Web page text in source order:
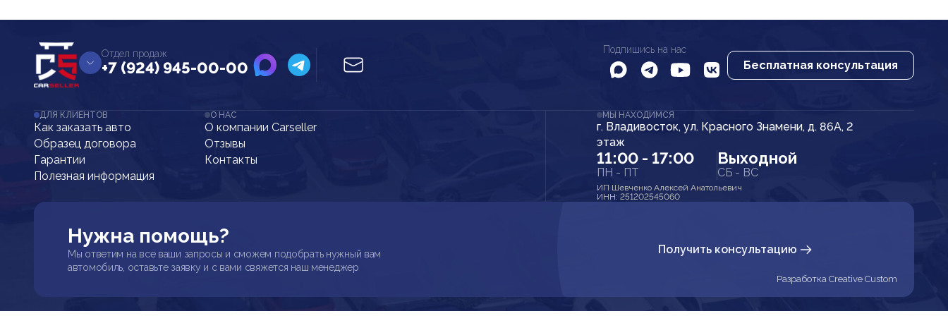
Отдел продаж
+7 (924) 945-00-00
Подпишись на нас
Бесплатная консультация
ДЛЯ КЛИЕНТОВ
Как заказать авто
Образец договора
Гарантии
Полезная информация
О НАС
О компании Carseller
Отзывы
Контакты
МЫ НАХОДИМСЯ
г. Владивосток, ул. Красного Знамени, д. 86А, 2
этаж
11:00 - 17:00
ПН - ПТ
Выходной
СБ - ВС
ИП Шевченко Алексей Анатольевич
ИНН: 251202545060
Нужна помощь?
Мы ответим на все ваши запросы и сможем подобрать нужный вам
автомобиль, оставьте заявку и с вами свяжется наш менеджер
Получить консультацию
Разработка Creative Custom